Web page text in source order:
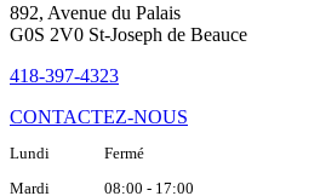
892, Avenue du Palais
G0S 2V0 St-Joseph de Beauce
418-397-4323
CONTACTEZ-NOUS
Lundi Fermé
Mardi 08:00 - 17:00